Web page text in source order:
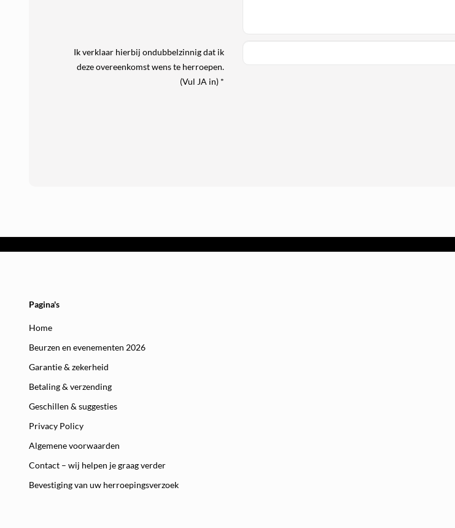
Ik verklaar hierbij ondubbelzinnig dat ik
deze overeenkomst wens te herroepen.
(Vul JA in) *
Pagina's
Home
Beurzen en evenementen 2026
Garantie & zekerheid
Betaling & verzending
Geschillen & suggesties
Privacy Policy
Algemene voorwaarden
Contact – wij helpen je graag verder
Bevestiging van uw herroepingsverzoek